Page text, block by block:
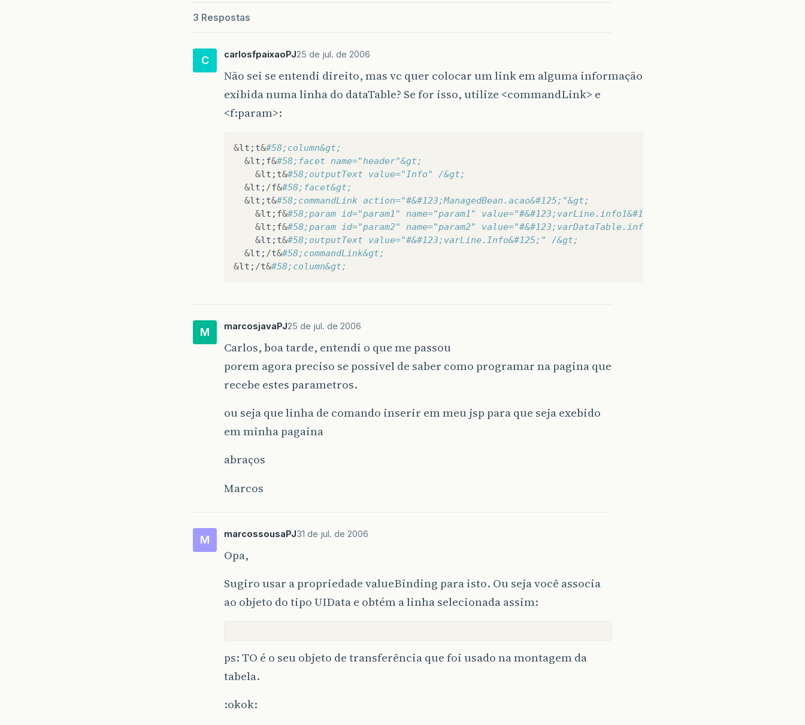
3 Respostas
C carlosfpaixaoPJ25 de jul. de 2006
Não sei se entendi direito, mas vc quer colocar um link em alguma informação
exibida numa linha do dataTable? Se for isso, utilize <commandLink> e
<f:param>:
&lt ; t&#58;column&gt;
&lt ; f&#58;facet name="header"&gt;
&lt ; t&#58;outputText value="Info" /&gt;
&lt ; /f&#58;facet&gt;
&lt ; t&#58;commandLink action="#&#123;ManagedBean.acao&#125;"&gt;
&lt ; f&#58;param id="param1" name="param1" value="#&#123;varLine.info1&#125;" /&gt;
&lt ; f&#58;param id="param2" name="param2" value="#&#123;varDataTable.info2&#125;" /&gt;
&lt ; t&#58;outputText value="#&#123;varLine.Info&#125;" /&gt;
&lt ; /t&#58;commandLink&gt;
&lt ; /t&#58;column&gt;
M marcosjavaPJ25 de jul. de 2006
Carlos, boa tarde, entendi o que me passou
porem agora preciso se possivel de saber como programar na pagina que
recebe estes parametros.
ou seja que linha de comando inserir em meu jsp para que seja exebido
em minha pagaina
abraços
Marcos
M marcossousaPJ31 de jul. de 2006
Opa,
Sugiro usar a propriedade valueBinding para isto. Ou seja você associa
ao objeto do tipo UIData e obtém a linha selecionada assim:
ps: TO é o seu objeto de transferência que foi usado na montagem da
tabela.
:okok: